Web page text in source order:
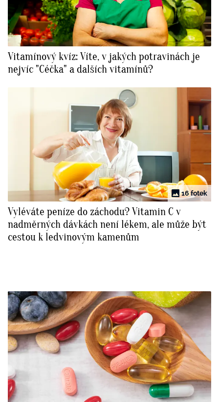
Vitamínový kvíz: Víte, v jakých potravinách je
nejvíc "Céčka" a dalších vitamínů?
16 fotek
Vyléváte peníze do záchodu? Vitamin C v
nadměrných dávkách není lékem, ale může být
cestou k ledvinovým kamenům